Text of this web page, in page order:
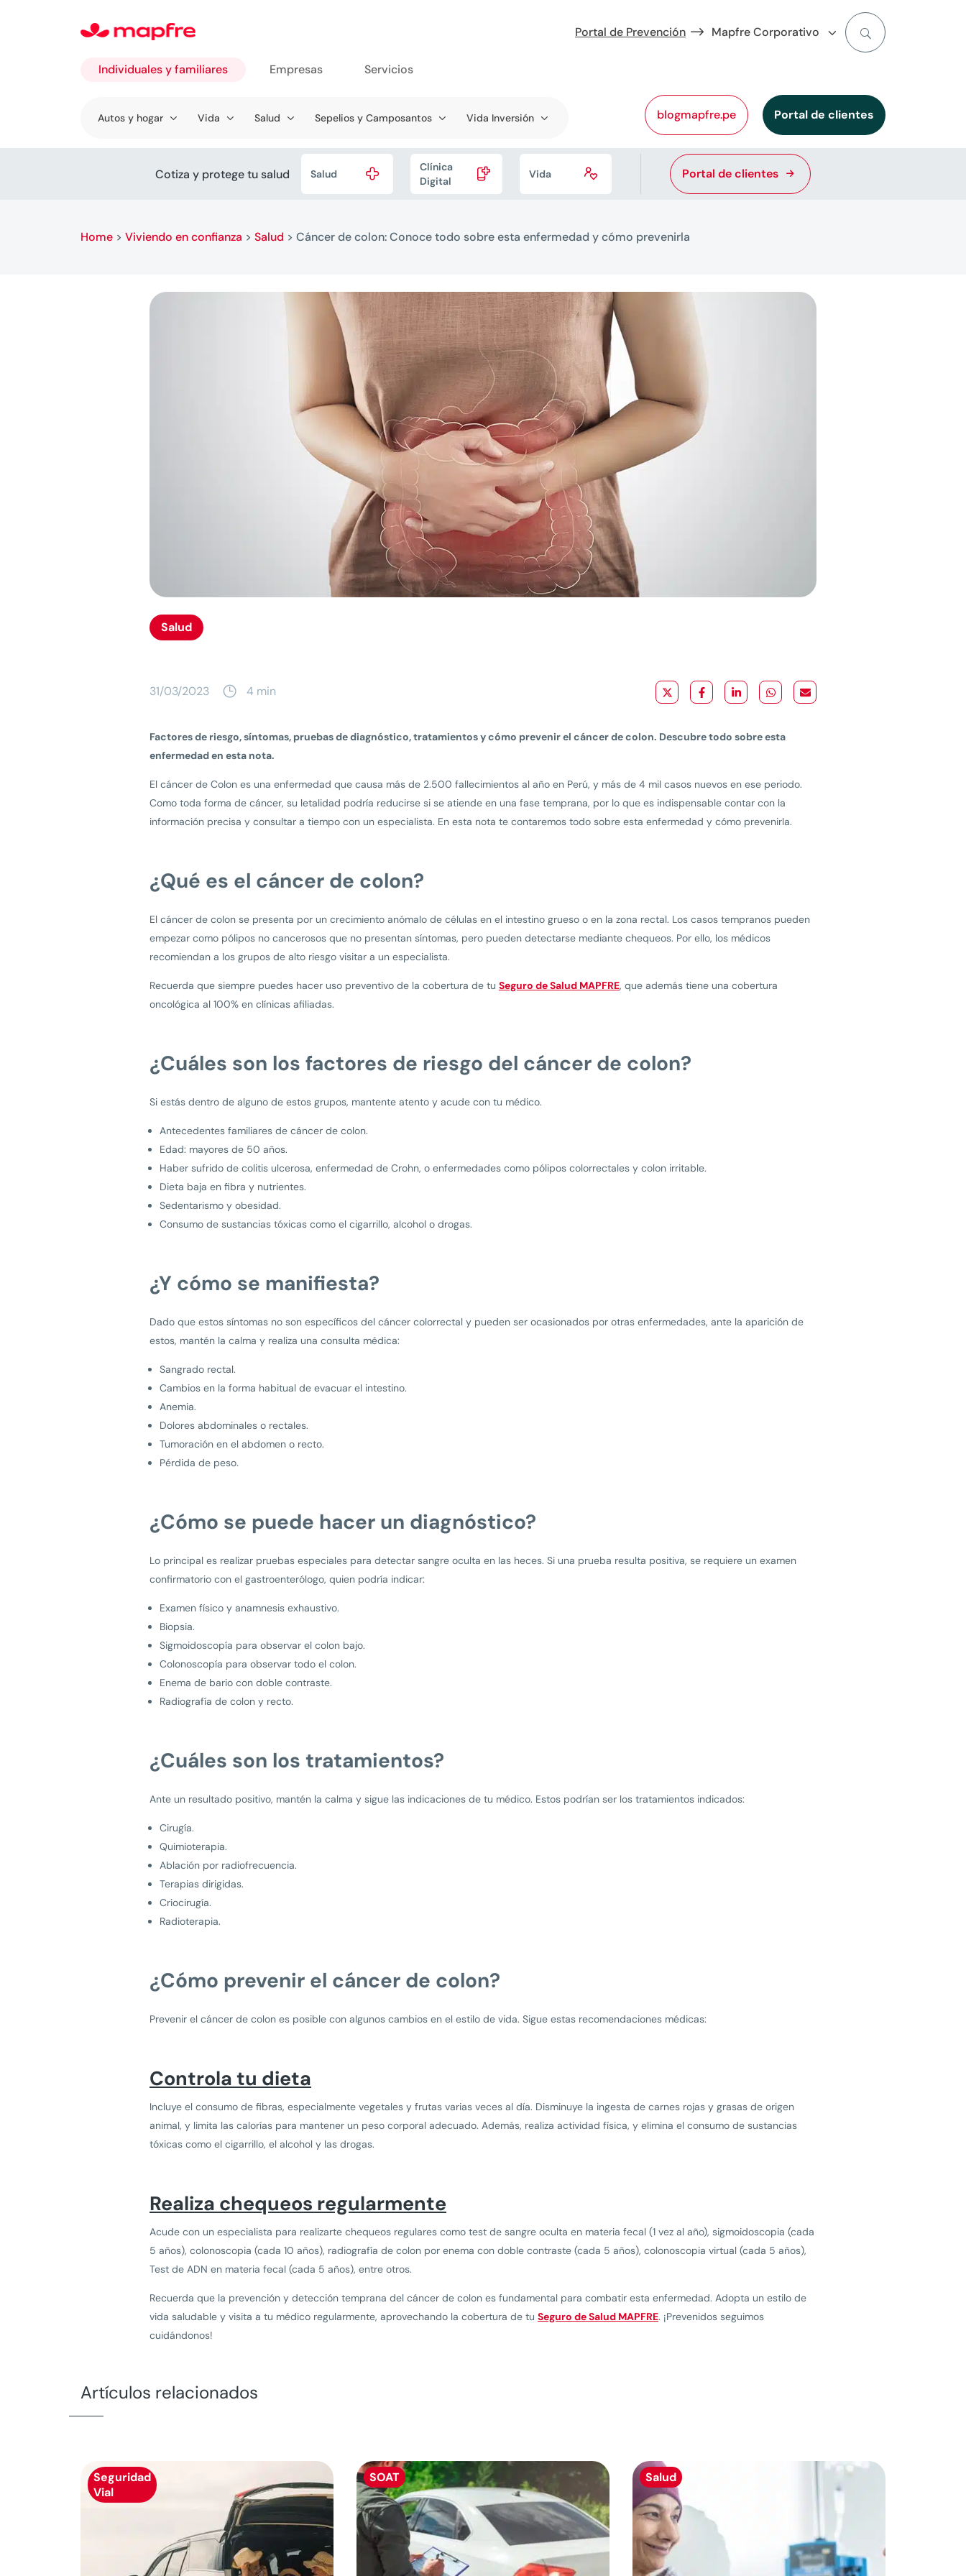
Portal de Prevención Mapfre Corporativo
blogmapfre.pe Portal de clientes
Individuales y familiares
Ir a
Autos y hogar Vida Salud Sepelios y Camposantos Vida Inversión
Empresas Servicios
Cotiza y protege tu salud 
Salud 
Clínica
Digital

Vida Portal de clientes
Home > Viviendo en confianza > Salud > Cáncer de colon: Conoce todo sobre esta enfermedad y cómo prevenirla
Salud
31/03/2023 4 min
Factores de riesgo, síntomas, pruebas de diagnóstico, tratamientos y cómo prevenir el cáncer de colon. Descubre todo sobre esta
enfermedad en esta nota.
El cáncer de Colon es una enfermedad que causa más de 2.500 fallecimientos al año en Perú, y más de 4 mil casos nuevos en ese periodo.
Como toda forma de cáncer, su letalidad podría reducirse si se atiende en una fase temprana, por lo que es indispensable contar con la
información precisa y consultar a tiempo con un especialista. En esta nota te contaremos todo sobre esta enfermedad y cómo prevenirla.
¿Qué es el cáncer de colon?
El cáncer de colon se presenta por un crecimiento anómalo de células en el intestino grueso o en la zona rectal. Los casos tempranos pueden
empezar como pólipos no cancerosos que no presentan síntomas, pero pueden detectarse mediante chequeos. Por ello, los médicos
recomiendan a los grupos de alto riesgo visitar a un especialista.
Recuerda que siempre puedes hacer uso preventivo de la cobertura de tu Seguro de Salud MAPFRE, que además tiene una cobertura
oncológica al 100% en clínicas afiliadas.
¿Cuáles son los factores de riesgo del cáncer de colon?
Si estás dentro de alguno de estos grupos, mantente atento y acude con tu médico.
Antecedentes familiares de cáncer de colon.
Edad: mayores de 50 años.
Haber sufrido de colitis ulcerosa, enfermedad de Crohn, o enfermedades como pólipos colorrectales y colon irritable.
Dieta baja en fibra y nutrientes.
Sedentarismo y obesidad.
Consumo de sustancias tóxicas como el cigarrillo, alcohol o drogas.
¿Y cómo se manifiesta?
Dado que estos síntomas no son específicos del cáncer colorrectal y pueden ser ocasionados por otras enfermedades, ante la aparición de
estos, mantén la calma y realiza una consulta médica:
Sangrado rectal.
Cambios en la forma habitual de evacuar el intestino.
Anemia.
Dolores abdominales o rectales.
Tumoración en el abdomen o recto.
Pérdida de peso.
¿Cómo se puede hacer un diagnóstico?
Lo principal es realizar pruebas especiales para detectar sangre oculta en las heces. Si una prueba resulta positiva, se requiere un examen
confirmatorio con el gastroenterólogo, quien podría indicar:
Examen físico y anamnesis exhaustivo.
Biopsia.
Sigmoidoscopía para observar el colon bajo.
Colonoscopía para observar todo el colon.
Enema de bario con doble contraste.
Radiografía de colon y recto.
¿Cuáles son los tratamientos?
Ante un resultado positivo, mantén la calma y sigue las indicaciones de tu médico. Estos podrían ser los tratamientos indicados:
Cirugía.
Quimioterapia.
Ablación por radiofrecuencia.
Terapias dirigidas.
Criocirugía.
Radioterapia.
¿Cómo prevenir el cáncer de colon?
Prevenir el cáncer de colon es posible con algunos cambios en el estilo de vida. Sigue estas recomendaciones médicas:
Controla tu dieta
Incluye el consumo de fibras, especialmente vegetales y frutas varias veces al día. Disminuye la ingesta de carnes rojas y grasas de origen
animal, y limita las calorías para mantener un peso corporal adecuado. Además, realiza actividad física, y elimina el consumo de sustancias
tóxicas como el cigarrillo, el alcohol y las drogas.
Realiza chequeos regularmente
Acude con un especialista para realizarte chequeos regulares como test de sangre oculta en materia fecal (1 vez al año), sigmoidoscopia (cada
5 años), colonoscopia (cada 10 años), radiografía de colon por enema con doble contraste (cada 5 años), colonoscopia virtual (cada 5 años),
Test de ADN en materia fecal (cada 5 años), entre otros.
Recuerda que la prevención y detección temprana del cáncer de colon es fundamental para combatir esta enfermedad. Adopta un estilo de
vida saludable y visita a tu médico regularmente, aprovechando la cobertura de tu Seguro de Salud MAPFRE. ¡Prevenidos seguimos
cuidándonos!
Artículos relacionados
Seguridad
Vial
SOAT Salud